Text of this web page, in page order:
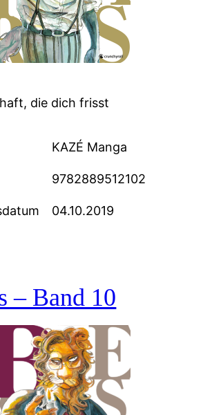
die dich frisst
KAZÉ Manga
9782889512102
04.10.2019
– Band 10